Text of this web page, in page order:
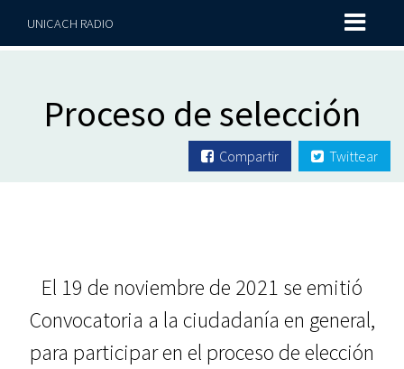
UNICACH RADIO
Proceso de selección
Compartir Twittear
El 19 de noviembre de 2021 se emitió
Convocatoria a la ciudadanía en general,
para participar en el proceso de elección